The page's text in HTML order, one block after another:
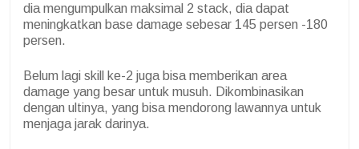
dia mengumpulkan maksimal 2 stack, dia dapat
meningkatkan base damage sebesar 145 persen -180
persen.
Belum lagi skill ke-2 juga bisa memberikan area
damage yang besar untuk musuh. Dikombinasikan
dengan ultinya, yang bisa mendorong lawannya untuk
menjaga jarak darinya.